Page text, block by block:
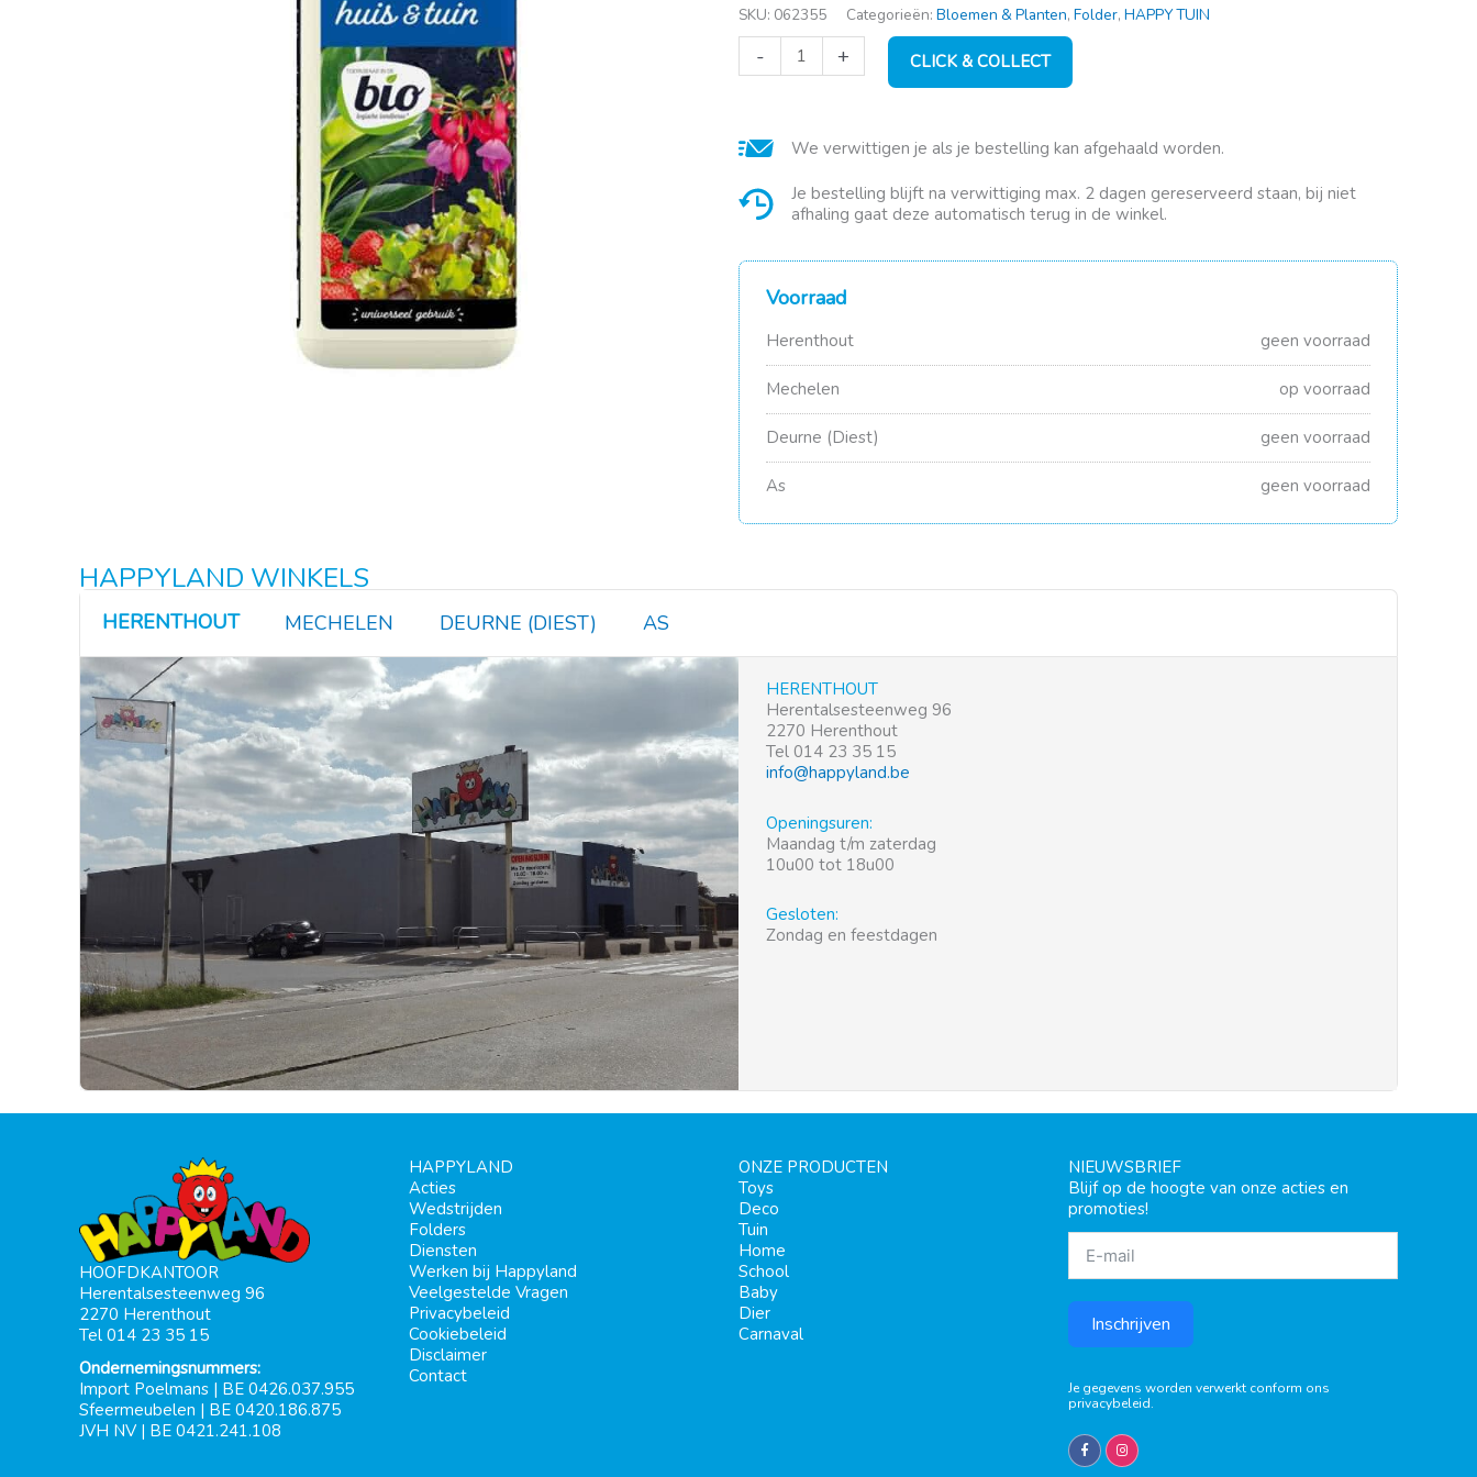
SKU: 062355 Categorieën: Bloemen & Planten, Folder, HAPPY TUIN
-
vloeibaar
bio
aantal
+ CLICK & COLLECT
We verwittigen je als je bestelling kan afgehaald worden.
Je bestelling blijft na verwittiging max. 2 dagen gereserveerd staan, bij niet
afhaling gaat deze automatisch terug in de winkel.
Voorraad
Herenthout geen voorraad
Mechelen op voorraad
Deurne (Diest) geen voorraad
As geen voorraad
HAPPYLAND WINKELS
HERENTHOUT MECHELEN DEURNE (DIEST) AS
HERENTHOUT
Herentalsesteenweg 96
2270 Herenthout
Tel 014 23 35 15
info@happyland.be
Openingsuren:
Maandag t/m zaterdag
10u00 tot 18u00
Gesloten:
Zondag en feestdagen
HOOFDKANTOOR
Herentalsesteenweg 96
2270 Herenthout
Tel 014 23 35 15
Ondernemingsnummers:
Import Poelmans | BE 0426.037.955
Sfeermeubelen | BE 0420.186.875
JVH NV | BE 0421.241.108
HAPPYLAND
Acties
Wedstrijden
Folders
Diensten
Werken bij Happyland
Veelgestelde Vragen
Privacybeleid
Cookiebeleid
Disclaimer
Contact
ONZE PRODUCTEN
Toys
Deco
Tuin
Home
School
Baby
Dier
Carnaval
NIEUWSBRIEF
Blijf op de hoogte van onze acties en
promoties!
Inschrijven
Je gegevens worden verwerkt conform ons
privacybeleid.